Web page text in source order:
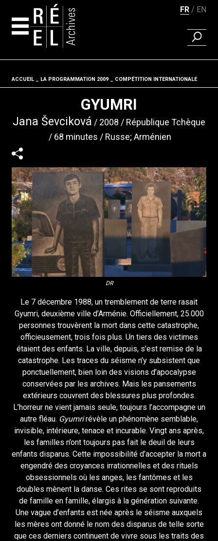
FR EN
Fil d'ariane
ACCUEIL LA PROGRAMMATION 2009 COMPÉTITION INTERNATIONALE
GYUMRI
Jana Ševciková 2008
République Tchèque
68 minutes
Russe; Arménien
DR
Le 7 décembre 1988, un tremblement de terre rasait
Gyumri, deuxième ville d’Arménie. Officiellement, 25.000
personnes trouvèrent la mort dans cette catastrophe,
officieusement, trois fois plus. Un tiers des victimes
étaient des enfants. La ville, depuis, s’est remise de la
catastrophe. Les traces du séisme n’y subsistent que
ponctuellement, bien loin des visions d’apocalypse
conservées par les archives. Mais les pansements
extérieurs couvrent des blessures plus profondes.
L’horreur ne vient jamais seule, toujours l’accompagne un
autre fléau. Gyumrirévèle un phénomène semblable,
invisible, intérieure, tenace et incurable. Vingt ans après,
les familles n’ont toujours pas fait le deuil de leurs
enfants disparus. Cette impossibilité d’accepter la mort a
engendré des croyances irrationnelles et des rituels
obsessionnels où les anges, les fantômes et les
doubles mènent la danse. Ces rites se sont reproduits
de famille en famille, élargis à la génération suivante.
Une vague d’enfants est née après le séisme auxquels
les mères ont donné le nom des disparus de telle sorte
que ces derniers continuent de vivre sous les traits des